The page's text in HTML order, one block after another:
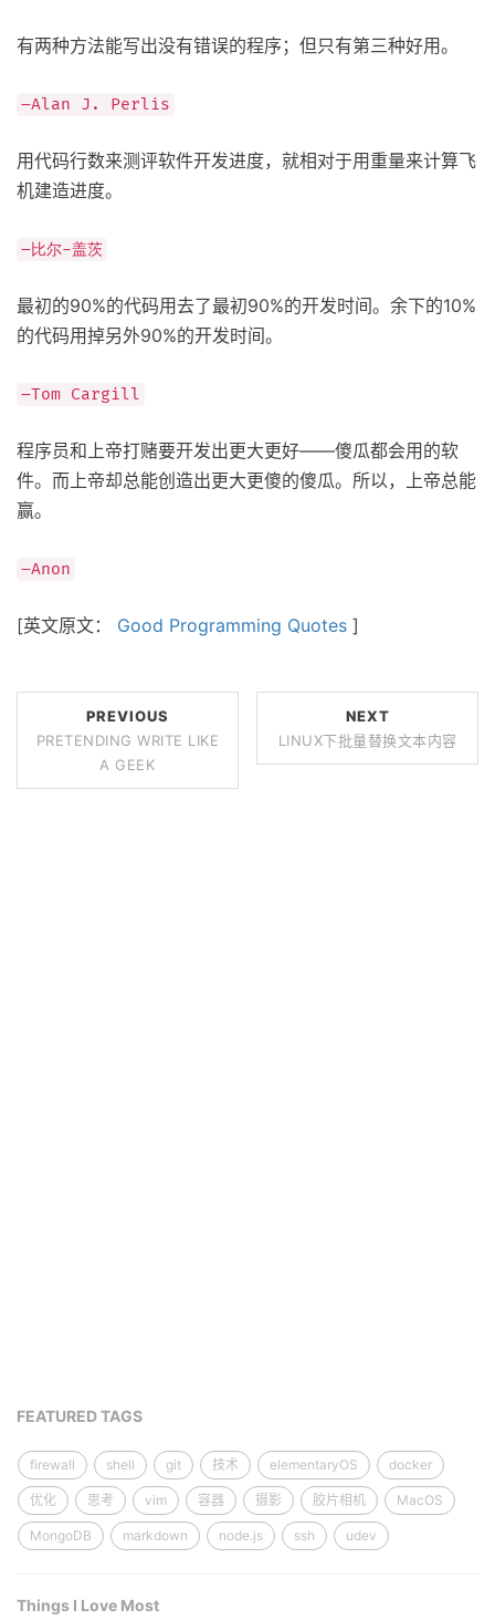
有两种方法能写出没有错误的程序；但只有第三种好用。
–Alan J. Perlis
用代码行数来测评软件开发进度，就相对于用重量来计算飞
机建造进度。
–比尔-盖茨
最初的90%的代码用去了最初90%的开发时间。余下的10%
的代码用掉另外90%的开发时间。
–Tom Cargill
程序员和上帝打赌要开发出更大更好——傻瓜都会用的软
件。而上帝却总能创造出更大更傻的傻瓜。所以，上帝总能
赢。
–Anon
[英文原文： Good Programming Quotes ]
PREVIOUS
PRETENDING WRITE LIKE
A GEEK
NEXT
LINUX下批量替换文本内容
FEATURED TAGS
firewall shell git 技术 elementaryOS docker
优化 思考 vim 容器 摄影 胶片相机 MacOS
MongoDB markdown node.js ssh udev
Things I Love Most